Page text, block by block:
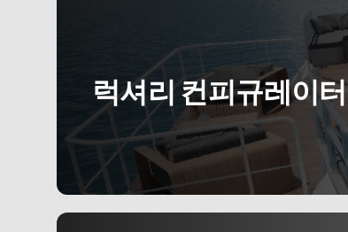
럭셔리 컨피규레이터